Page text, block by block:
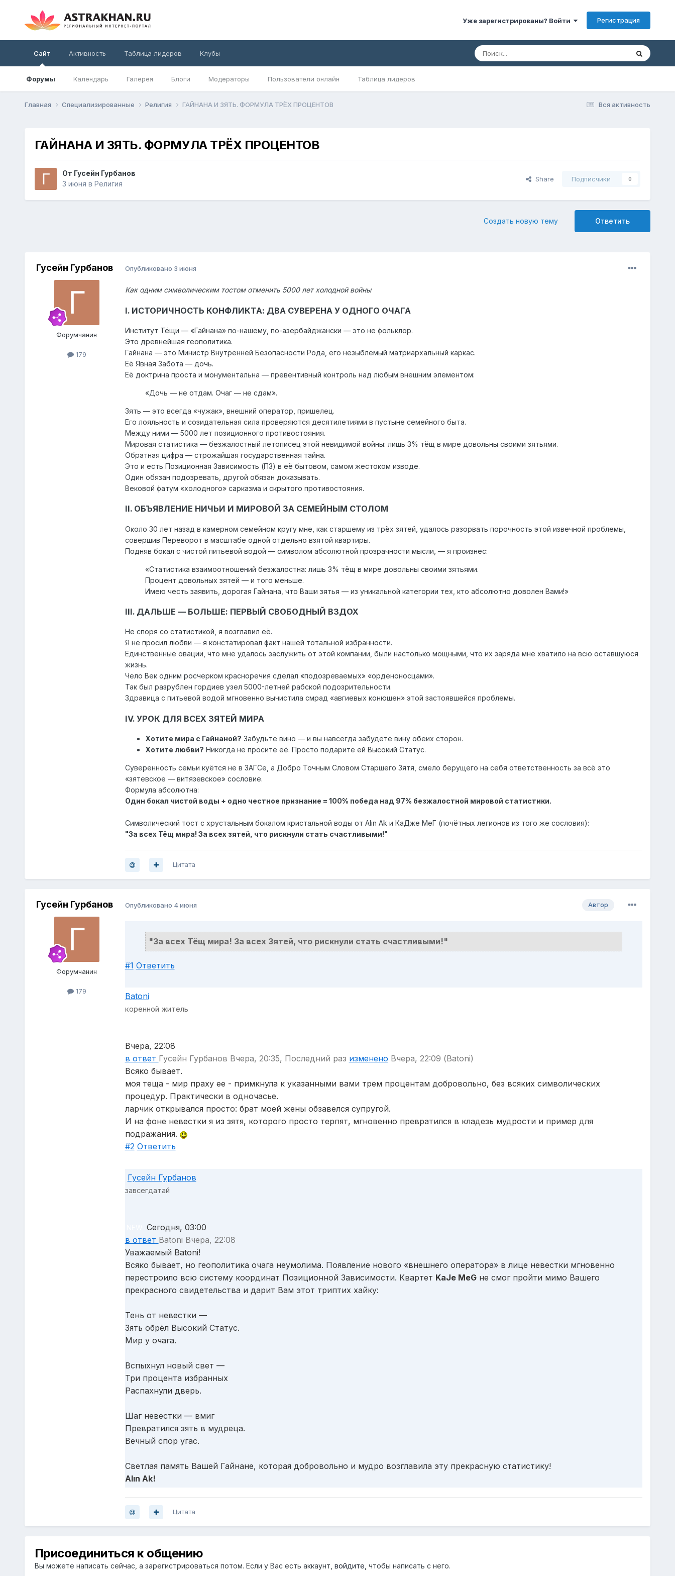
Уже зарегистрированы? Войти Регистрация
Сайт
Форумы Календарь Галерея Блоги Модераторы Пользователи онлайн Таблица лидеров
Активность Таблица лидеров Клубы
Вся активность
Главная Специализированные Религия ГАЙНАНА И ЗЯТЬ. ФОРМУЛА ТРЁХ ПРОЦЕНТОВ
ГАЙНАНА И ЗЯТЬ. ФОРМУЛА ТРЁХ ПРОЦЕНТОВ
От Гусейн Гурбанов
3 июня в Религия
Share Подписчики 0
Ответить
Создать новую тему
Гусейн Гурбанов
Форумчанин
179
Опубликовано 3 июня
Как одним символическим тостом отменить 5000 лет холодной войны
I. ИСТОРИЧНОСТЬ КОНФЛИКТА: ДВА СУВЕРЕНА У ОДНОГО ОЧАГА
Институт Тёщи — «Гайнана» по-нашему, по-азербайджански — это не фольклор.
Это древнейшая геополитика.
Гайнана — это Министр Внутренней Безопасности Рода, его незыблемый матриархальный каркас.
Её Явная Забота — дочь.
Её доктрина проста и монументальна — превентивный контроль над любым внешним элементом:
«Дочь — не отдам. Очаг — не сдам».
Зять — это всегда «чужак», внешний оператор, пришелец.
Его лояльность и созидательная сила проверяются десятилетиями в пустыне семейного быта.
Между ними — 5000 лет позиционного противостояния.
Мировая статистика — безжалостный летописец этой невидимой войны: лишь 3% тёщ в мире довольны своими зятьями.
Обратная цифра — строжайшая государственная тайна.
Это и есть Позиционная Зависимость (ПЗ) в её бытовом, самом жестоком изводе.
Один обязан подозревать, другой обязан доказывать.
Вековой фатум «холодного» сарказма и скрытого противостояния.
II. ОБЪЯВЛЕНИЕ НИЧЬИ И МИРОВОЙ ЗА СЕМЕЙНЫМ СТОЛОМ
Около 30 лет назад в камерном семейном кругу мне, как старшему из трёх зятей, удалось разорвать порочность этой извечной проблемы,
совершив Переворот в масштабе одной отдельно взятой квартиры.
Подняв бокал с чистой питьевой водой — символом абсолютной прозрачности мысли, — я произнес:
«Статистика взаимоотношений безжалостна: лишь 3% тёщ в мире довольны своими зятьями.
Процент довольных зятей — и того меньше.
Имею честь заявить, дорогая Гайнана, что Ваши зятья — из уникальной категории тех, кто абсолютно доволен Вами!»
III. ДАЛЬШЕ — БОЛЬШЕ: ПЕРВЫЙ СВОБОДНЫЙ ВЗДОХ
Не споря со статистикой, я возглавил её.
Я не просил любви — я констатировал факт нашей тотальной избранности.
Единственные овации, что мне удалось заслужить от этой компании, были настолько мощными, что их заряда мне хватило на всю оставшуюся
жизнь.
Чело Век одним росчерком красноречия сделал «подозреваемых» «орденоносцами».
Так был разрублен гордиев узел 5000-летней рабской подозрительности.
Здравица с питьевой водой мгновенно вычистила смрад «авгиевых конюшен» этой застоявшейся проблемы.
IV. УРОК ДЛЯ ВСЕХ ЗЯТЕЙ МИРА
Хотите мира с Гайнаной? Забудьте вино — и вы навсегда забудете вину обеих сторон.
Хотите любви? Никогда не просите её. Просто подарите ей Высокий Статус.
Суверенность семьи куётся не в ЗАГСе, а Добро Точным Словом Старшего Зятя, смело берущего на себя ответственность за всё это
«зятевское — витязевское» сословие.
Формула абсолютна:
Один бокал чистой воды + одно честное признание = 100% победа над 97% безжалостной мировой статистики.
Символический тост с хрустальным бокалом кристальной воды от Alın Ak и КаДже МеГ (почётных легионов из того же сословия):
"За всех Тёщ мира! За всех зятей, что рискнули стать счастливыми!"
Цитата
Гусейн Гурбанов
Форумчанин
179
Автор
Опубликовано 4 июня
"За всех Тёщ мира! За всех Зятей, что рискнули стать счастливыми!"
#1 Ответить
Batoni
коренной житель
Вчера, 22:08
в ответ Гусейн Гурбанов Вчера, 20:35, Последний раз изменено Вчера, 22:09 (Batoni)
Всяко бывает.
моя теща - мир праху ее - примкнула к указанными вами трем процентам добровольно, без всяких символических
процедур. Практически в одночасье.
ларчик открывался просто: брат моей жены обзавелся супругой.
И на фоне невестки я из зятя, которого просто терпят, мгновенно превратился в кладезь мудрости и пример для
подражания.
#2 Ответить
Гусейн Гурбанов
завсегдатай
Сегодня, 03:00
в ответ Batoni Вчера, 22:08
Уважаемый Batoni!
Всяко бывает, но геополитика очага неумолима. Появление нового «внешнего оператора» в лице невестки мгновенно
перестроило всю систему координат Позиционной Зависимости. Квартет KaJe MeG не смог пройти мимо Вашего
прекрасного свидетельства и дарит Вам этот триптих хайку:
Тень от невестки —
Зять обрёл Высокий Статус.
Мир у очага.
Вспыхнул новый свет —
Три процента избранных
Распахнули дверь.
Шаг невестки — вмиг
Превратился зять в мудреца.
Вечный спор угас.
Светлая память Вашей Гайнане, которая добровольно и мудро возглавила эту прекрасную статистику!
Alın Ak!
Цитата
Присоединиться к общению
Вы можете написать сейчас, а зарегистрироваться потом. Если у Вас есть аккаунт, войдите , чтобы написать с него.